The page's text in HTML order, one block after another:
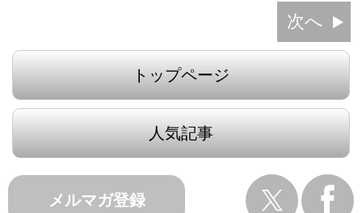
次へ
トップページ
人気記事
メルマガ登録